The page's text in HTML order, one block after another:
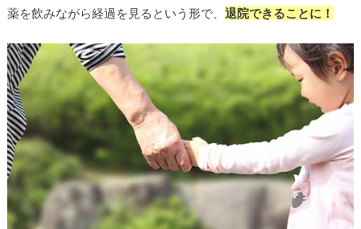
薬を飲みながら経過を見るという形で、 退院できることに！